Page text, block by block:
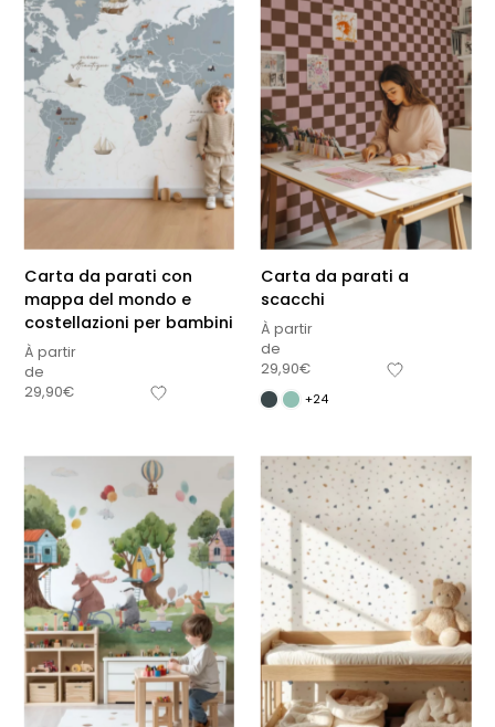
Carta da parati con
mappa del mondo e
costellazioni per bambini
À partir
de
29,90€
Carta da parati a
scacchi
À partir
de
29,90€
+24